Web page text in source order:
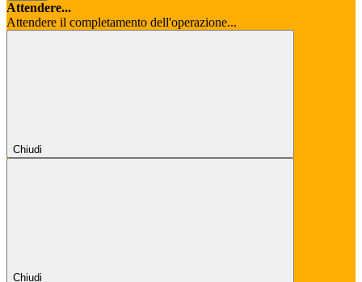
Attendere...
Attendere il completamento dell'operazione...
Chiudi
Chiudi